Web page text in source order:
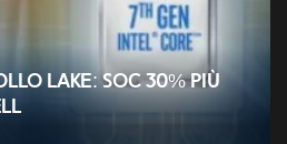
Lake: SoC 30% più